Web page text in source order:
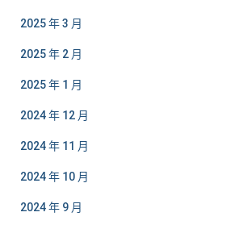
2025 年 3 月
2025 年 2 月
2025 年 1 月
2024 年 12 月
2024 年 11 月
2024 年 10 月
2024 年 9 月